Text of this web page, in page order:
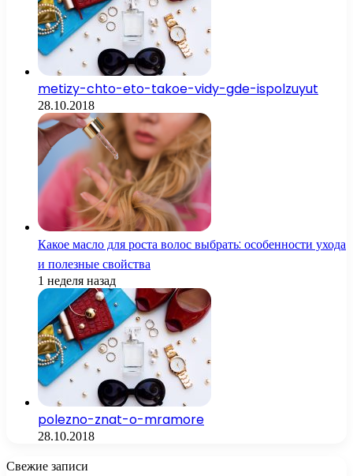
metizy-chto-eto-takoe-vidy-gde-ispolzuyut
28.10.2018
Какое масло для роста волос выбрать: особенности ухода
и полезные свойства
1 неделя назад
polezno-znat-o-mramore
28.10.2018
Свежие записи